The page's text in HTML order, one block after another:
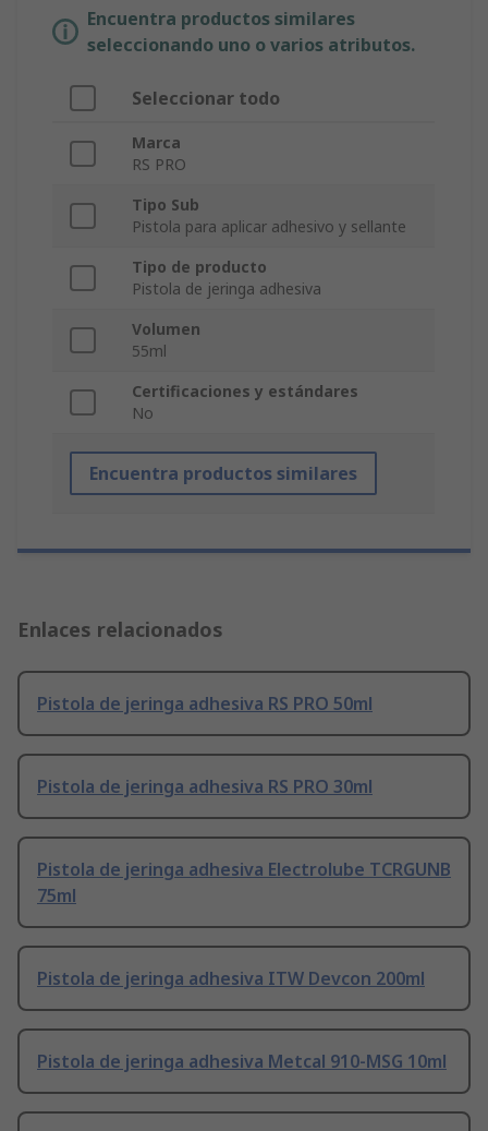
Encuentra productos similares
seleccionando uno o varios atributos.
Seleccionar todo
Marca
RS PRO
Tipo Sub
Pistola para aplicar adhesivo y sellante
Tipo de producto
Pistola de jeringa adhesiva
Volumen
55ml
Certificaciones y estándares
No
Encuentra productos similares
Enlaces relacionados
Pistola de jeringa adhesiva RS PRO 50ml
Pistola de jeringa adhesiva RS PRO 30ml
Pistola de jeringa adhesiva Electrolube TCRGUNB
75ml
Pistola de jeringa adhesiva ITW Devcon 200ml
Pistola de jeringa adhesiva Metcal 910-MSG 10ml